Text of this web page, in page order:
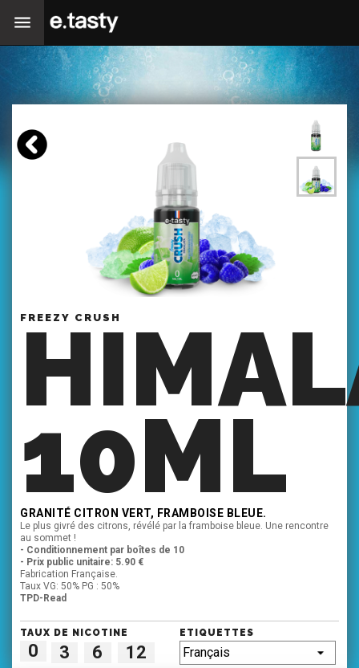
FREEZY CRUSH
10ML
GRANITÉ CITRON VERT, FRAMBOISE BLEUE.
Le plus givré des citrons, révélé par la framboise bleue. Une rencontre
au sommet !
- Conditionnement par boîtes de 10
- Prix public unitaire: 5.90 €
Fabrication Française.
Taux VG: 50% PG : 50%
TPD-Read
TAUX DE NICOTINE
0 3 6 12
ETIQUETTES